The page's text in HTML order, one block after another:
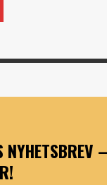
NYHETSBREV